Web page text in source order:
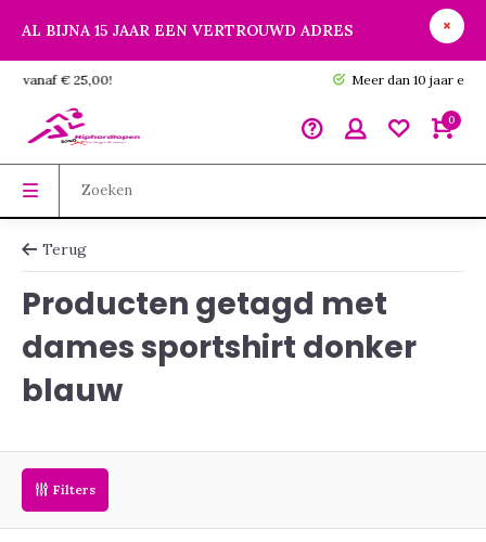
AL BIJNA 15 JAAR EEN VERTROUWD ADRES
GRATIS verzending vanaf € 25,00!
0
Terug
Producten getagd met
dames sportshirt donker
blauw
Filters